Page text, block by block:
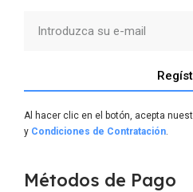
Al hacer clic en el botón, acepta
y Condiciones de Contratación.
Métodos de Pago